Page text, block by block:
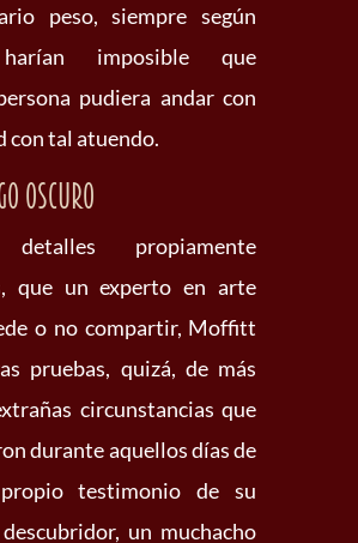
peso, siempre según
imposible que
pudiera andar con
con tal atuendo.
oscuro
propiamente
que un experto en arte
o no compartir, Moffitt
pruebas, quizá, de más
circunstancias que
durante aquellos días de
testimonio de su
un muchacho